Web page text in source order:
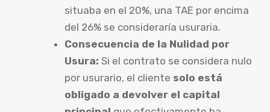
situaba en el 20%, una TAE por encima
del 26% se consideraría usuraria.
Consecuencia de la Nulidad por
Usura: Si el contrato se considera nulo
por usurario, el cliente solo está
obligado a devolver el capital